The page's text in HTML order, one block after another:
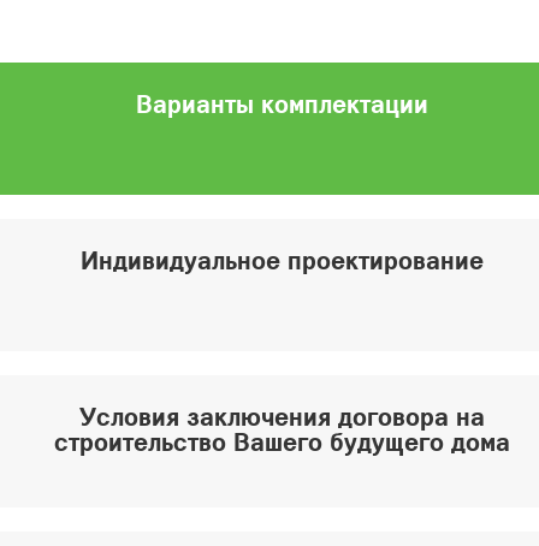
Варианты комплектации
Индивидуальное проектирование
Условия заключения договора на
строительство Вашего будущего дома